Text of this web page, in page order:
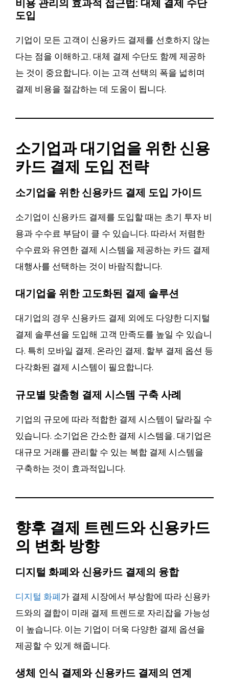
비용 관리의 효과적 접근법: 대체 결제 수단
도입
기업이 모든 고객이 신용카드 결제를 선호하지 않는
다는 점을 이해하고, 대체 결제 수단도 함께 제공하
는 것이 중요합니다. 이는 고객 선택의 폭을 넓히며
결제 비용을 절감하는 데 도움이 됩니다.
소기업과 대기업을 위한 신용
카드 결제 도입 전략
소기업을 위한 신용카드 결제 도입 가이드
소기업이 신용카드 결제를 도입할 때는 초기 투자 비
용과 수수료 부담이 클 수 있습니다. 따라서 저렴한
수수료와 유연한 결제 시스템을 제공하는 카드 결제
대행사를 선택하는 것이 바람직합니다.
대기업을 위한 고도화된 결제 솔루션
대기업의 경우 신용카드 결제 외에도 다양한 디지털
결제 솔루션을 도입해 고객 만족도를 높일 수 있습니
다. 특히 모바일 결제, 온라인 결제, 할부 결제 옵션 등
다각화된 결제 시스템이 필요합니다.
규모별 맞춤형 결제 시스템 구축 사례
기업의 규모에 따라 적합한 결제 시스템이 달라질 수
있습니다. 소기업은 간소한 결제 시스템을, 대기업은
대규모 거래를 관리할 수 있는 복합 결제 시스템을
구축하는 것이 효과적입니다.
향후 결제 트렌드와 신용카드
의 변화 방향
디지털 화폐와 신용카드 결제의 융합
디지털 화폐가 결제 시장에서 부상함에 따라 신용카
드와의 결합이 미래 결제 트렌드로 자리잡을 가능성
이 높습니다. 이는 기업이 더욱 다양한 결제 옵션을
제공할 수 있게 해줍니다.
생체 인식 결제와 신용카드 결제의 연계